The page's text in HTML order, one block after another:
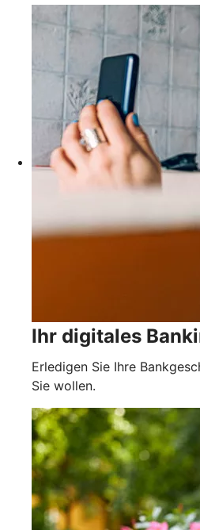
Ihr digitales
Erledigen Sie Ihre
Sie wollen.